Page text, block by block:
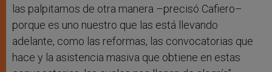
las palpitamos de otra manera –precisó Cafiero–
porque es uno nuestro que las está llevando
adelante, como las reformas, las convocatorias que
hace y la asistencia masiva que obtiene en estas